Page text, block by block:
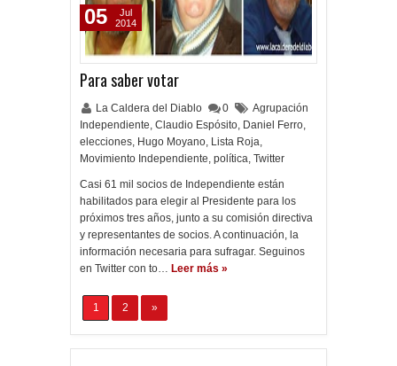
Para saber votar
La Caldera del Diablo 0
Agrupación
Independiente, Claudio Espósito, Daniel Ferro,
elecciones, Hugo Moyano, Lista Roja,
Movimiento Independiente, política, Twitter
Casi 61 mil socios de Independiente están
habilitados para elegir al Presidente para los
próximos tres años, junto a su comisión directiva
y representantes de socios. A continuación, la
información necesaria para sufragar. Seguinos
en Twitter con to… Leer más »
05
Jul
2014
1 2 »